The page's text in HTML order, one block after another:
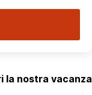
la nostra vacanza